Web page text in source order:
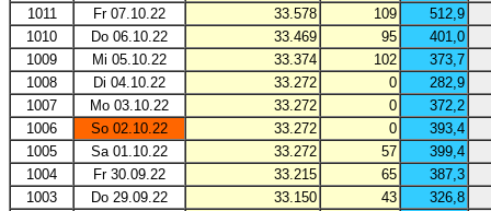
1011
Fr 07.10.22 33.578 109
512,9
1010
Do 06.10.22 33.469 95
401,0
1009
Mi 05.10.22 33.374 102
373,7
1008
Di 04.10.22 33.272 0
282,9
1007
Mo 03.10.22 33.272 0
372,2
1006
So 02.10.22 33.272 0
393,4
1005
Sa 01.10.22 33.272 57
399,4
1004
Fr 30.09.22 33.215 65
387,3
1003
Do 29.09.22 33.150 43
326,8